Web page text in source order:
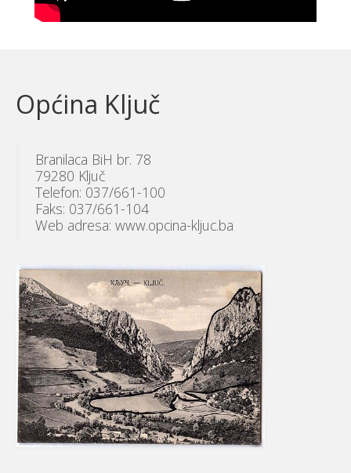
Općina Ključ
Branilaca BiH br. 78
79280 Ključ
Telefon: 037/661-100
Faks: 037/661-104
Web adresa: www.opcina-kljuc.ba